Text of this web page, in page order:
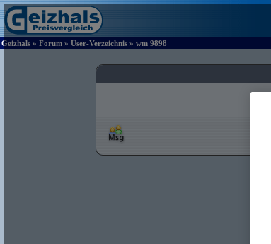
Geizhals » Forum » User-Verzeichnis » wm 9898